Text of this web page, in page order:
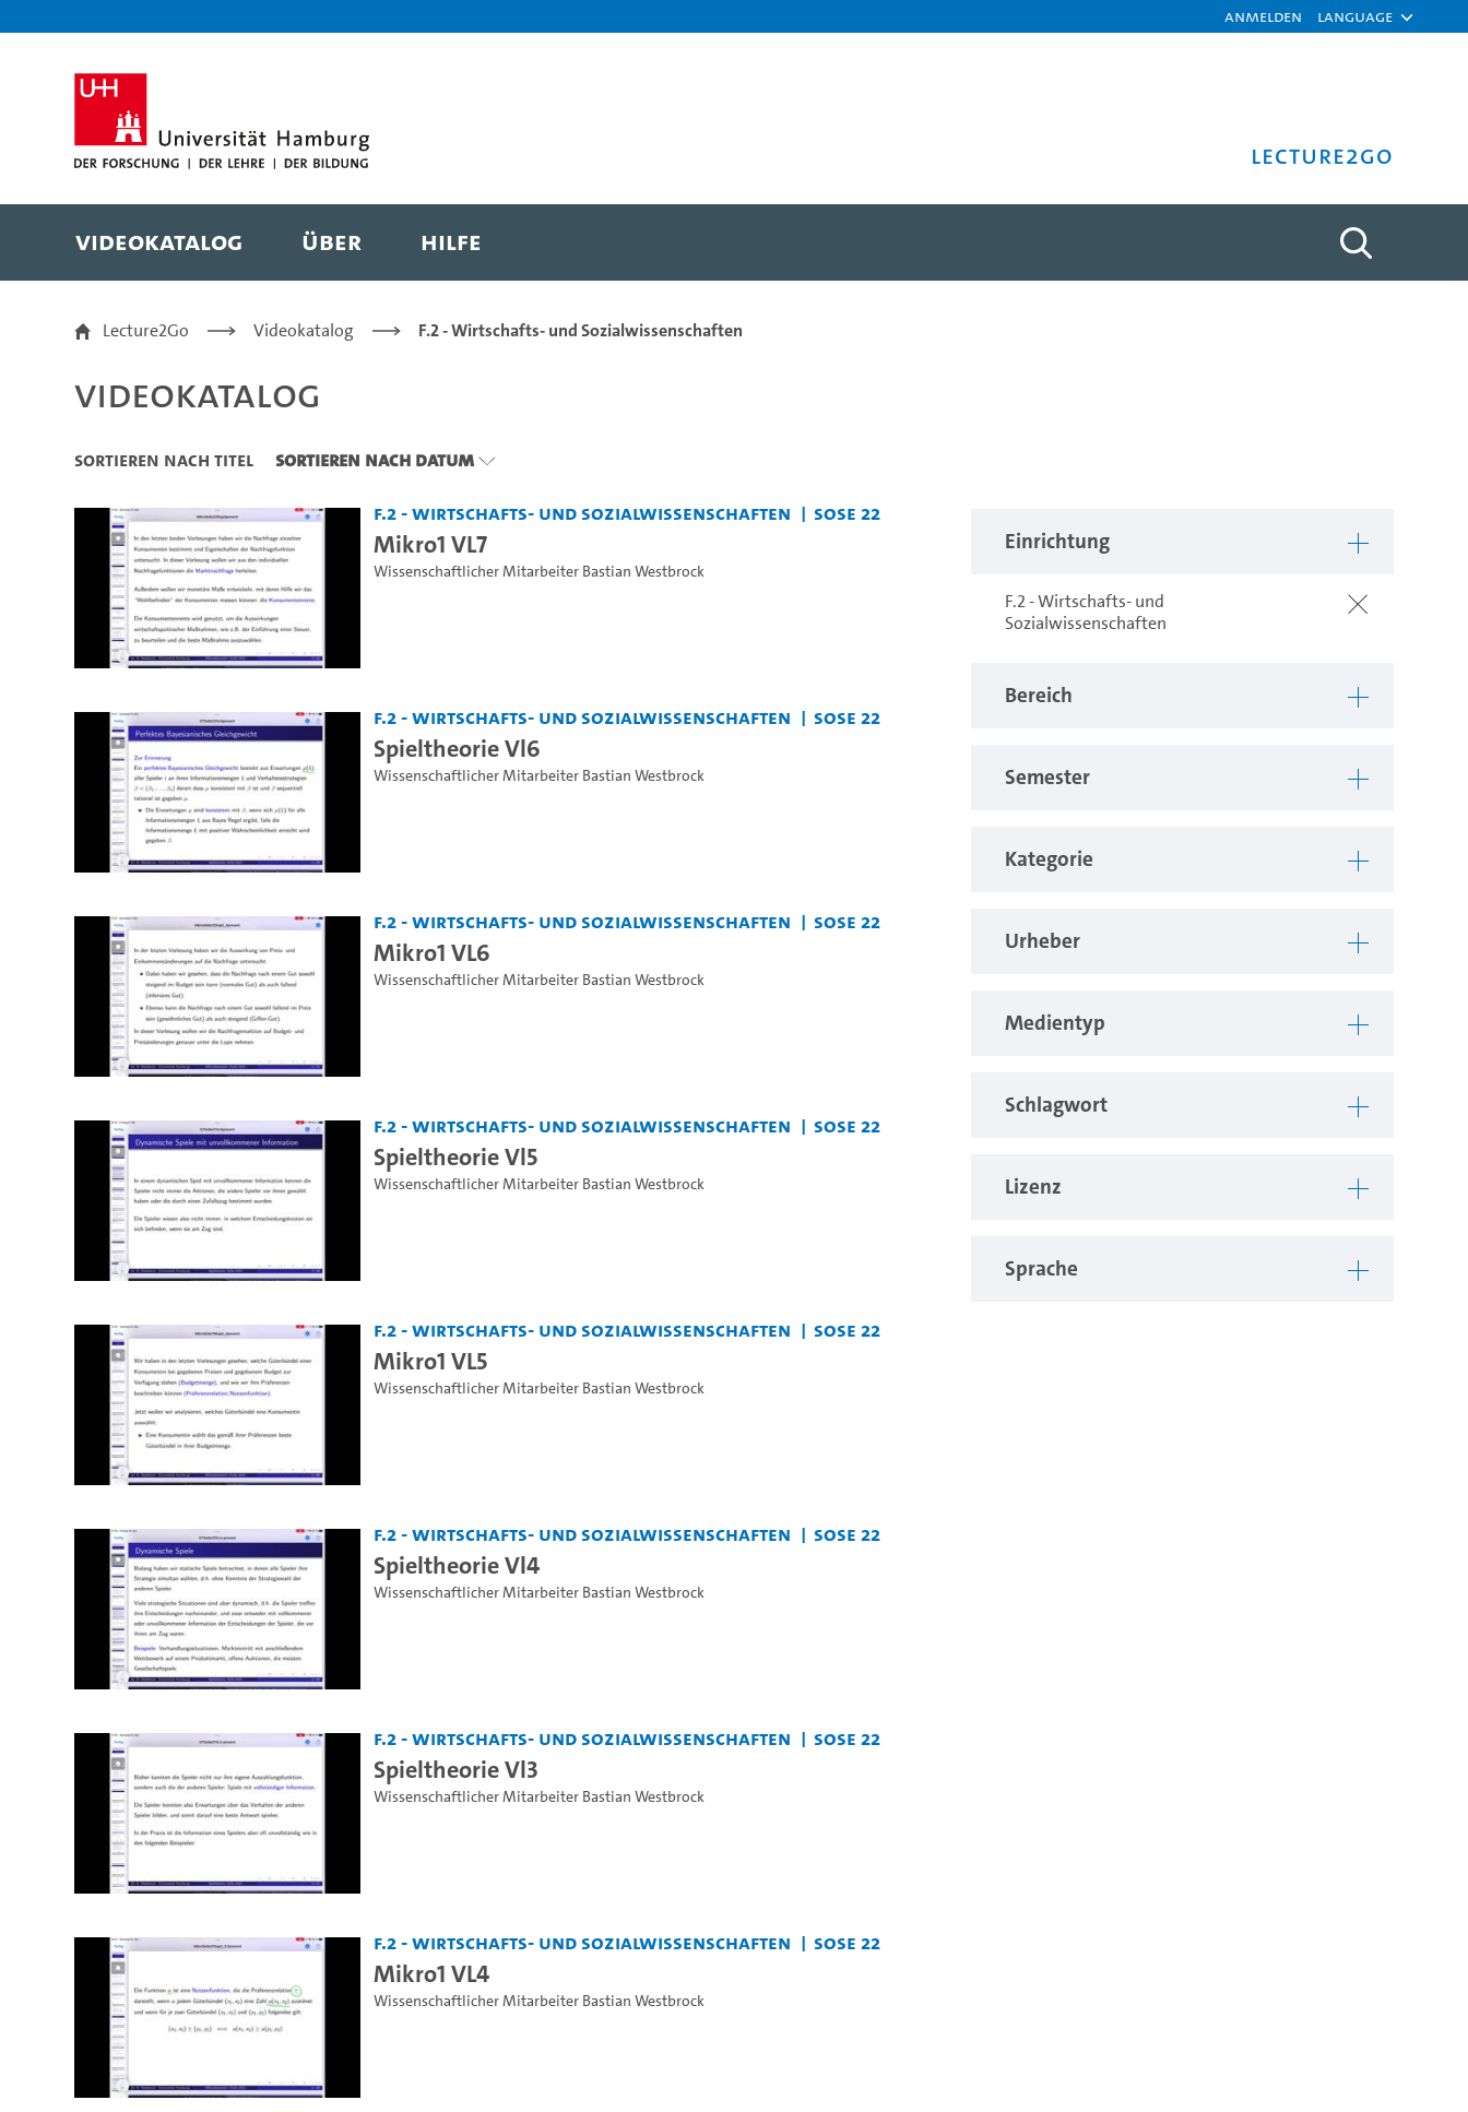
Anmelden Language
Lecture2Go
Videokatalog Über Hilfe
Videokatalog
Lecture2Go Videokatalog F.2 - Wirtschafts- und Sozialwissenschaften
Videokatalog
Sortieren nach Titel Sortieren nach Datum
Einrichtung
F.2 - Wirtschafts- und
Sozialwissenschaften
Bereich
Semester
Kategorie
Urheber
Medientyp
Schlagwort
Lizenz
Sprache
F.2 - Wirtschafts- und Sozialwissenschaften SoSe 22
Mikro1 VL7
Wissenschaftlicher Mitarbeiter Bastian Westbrock
F.2 - Wirtschafts- und Sozialwissenschaften SoSe 22
Spieltheorie Vl6
Wissenschaftlicher Mitarbeiter Bastian Westbrock
F.2 - Wirtschafts- und Sozialwissenschaften SoSe 22
Mikro1 VL6
Wissenschaftlicher Mitarbeiter Bastian Westbrock
F.2 - Wirtschafts- und Sozialwissenschaften SoSe 22
Spieltheorie Vl5
Wissenschaftlicher Mitarbeiter Bastian Westbrock
F.2 - Wirtschafts- und Sozialwissenschaften SoSe 22
Mikro1 VL5
Wissenschaftlicher Mitarbeiter Bastian Westbrock
F.2 - Wirtschafts- und Sozialwissenschaften SoSe 22
Spieltheorie Vl4
Wissenschaftlicher Mitarbeiter Bastian Westbrock
F.2 - Wirtschafts- und Sozialwissenschaften SoSe 22
Spieltheorie Vl3
Wissenschaftlicher Mitarbeiter Bastian Westbrock
F.2 - Wirtschafts- und Sozialwissenschaften SoSe 22
Mikro1 VL4
Wissenschaftlicher Mitarbeiter Bastian Westbrock